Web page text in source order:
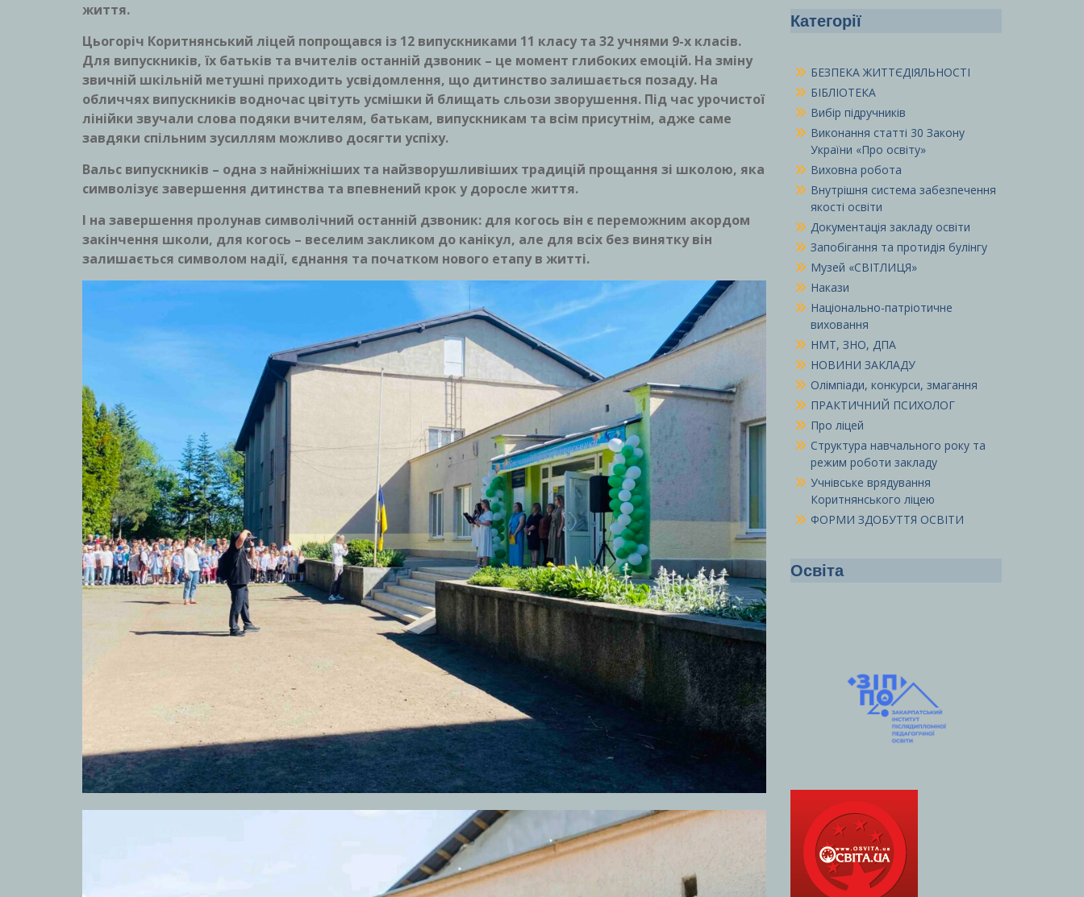
життя.
Цьогоріч Коритнянський ліцей попрощався із 12 випускниками 11 класу та 32 учнями 9-х класів.
Для випускників, їх батьків та вчителів останній дзвоник – це момент глибоких емоцій. На зміну
звичній шкільній метушні приходить усвідомлення, що дитинство залишається позаду. На
обличчях випускників водночас цвітуть усмішки й блищать сльози зворушення. Під час урочистої
лінійки звучали слова подяки вчителям, батькам, випускникам та всім присутнім, адже саме
завдяки спільним зусиллям можливо досягти успіху.
Вальс випускників – одна з найніжніших та найзворушливіших традицій прощання зі школою, яка
символізує завершення дитинства та впевнений крок у доросле життя.
І на завершення пролунав символічний останній дзвоник: для когось він є переможним акордом
закінчення школи, для когось – веселим закликом до канікул, але для всіх без винятку він
залишається символом надії, єднання та початком нового етапу в житті.
Категорії
БЕЗПЕКА ЖИТТЄДІЯЛЬНОСТІ
БІБЛІОТЕКА
Вибір підручників
Виконання статті 30 Закону
України «Про освіту»
Виховна робота
Внутрішня система забезпечення
якості освіти
Документація закладу освіти
Запобігання та протидія булінгу
Музей «СВІТЛИЦЯ»
Накази
Національно-патріотичне
виховання
НМТ, ЗНО, ДПА
НОВИНИ ЗАКЛАДУ
Олімпіади, конкурси, змагання
ПРАКТИЧНИЙ ПСИХОЛОГ
Про ліцей
Структура навчального року та
режим роботи закладу
Учнівське врядування
Коритнянського ліцею
ФОРМИ ЗДОБУТТЯ ОСВІТИ
Освіта